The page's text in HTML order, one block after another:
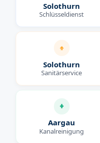
Solothurn
Schlüsseldienst
Solothurn
Sanitärservice
Aargau
Kanalreinigung